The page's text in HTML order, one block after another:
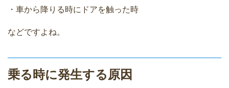
・車から降りる時にドアを触った時
などですよね。
乗る時に発生する原因